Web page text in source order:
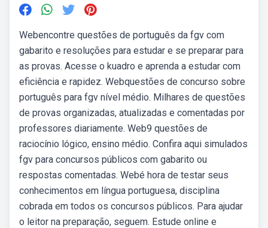
Webencontre questões de português da fgv com
gabarito e resoluções para estudar e se preparar para
as provas. Acesse o kuadro e aprenda a estudar com
eficiência e rapidez. Webquestões de concurso sobre
português para fgv nível médio. Milhares de questões
de provas organizadas, atualizadas e comentadas por
professores diariamente. Web9 questões de
raciocínio lógico, ensino médio. Confira aqui simulados
fgv para concursos públicos com gabarito ou
respostas comentadas. Webé hora de testar seus
conhecimentos em língua portuguesa, disciplina
cobrada em todos os concursos públicos. Para ajudar
o leitor na preparação, seguem. Estude online e